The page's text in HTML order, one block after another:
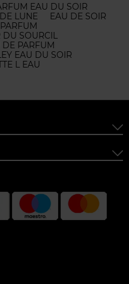
EAU DU SOIR
LUNE
EAU DE SOIR
SOURCIL
DE PARFUM
EAU DU SOIR
L EAU